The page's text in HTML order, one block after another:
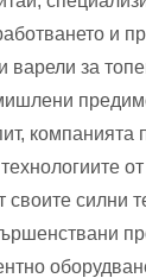
и
варели за
компанията
своите силни